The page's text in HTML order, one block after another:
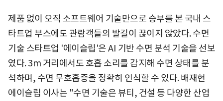
제품 없이 오직 소프트웨어 기술만으로 승부를 본 국내 스
타트업 부스에도 관람객들의 발길이 끊이지 않았다. 수면
기술 스타트업 '에이슬립'은 AI 기반 수면 분석 기술을 선보
였다. 3m 거리에서도 호흡 소리를 감지해 수면 상태를 분
석하며, 수면 무호흡증을 정확히 인식할 수 있다. 배재현
에이슬립 이사는 "수면 기술은 뷰티, 건설 등 다양한 산업